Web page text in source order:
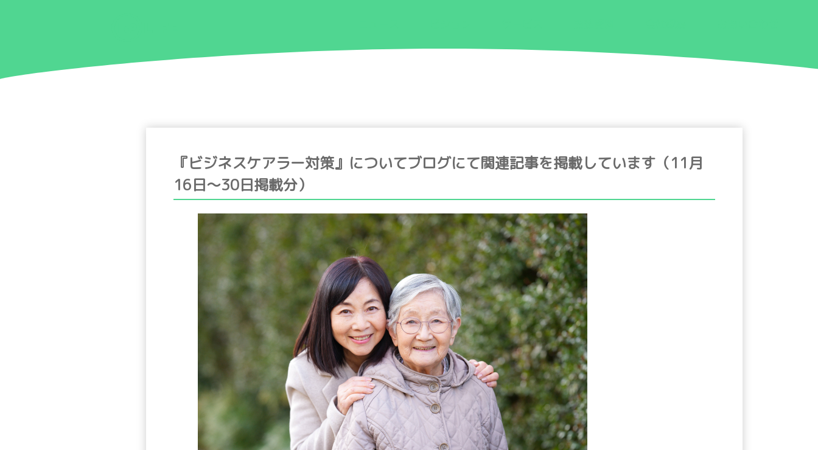
『ビジネスケアラー対策』についてブログにて関連記事を掲載しています（11月
16日〜30日掲載分）